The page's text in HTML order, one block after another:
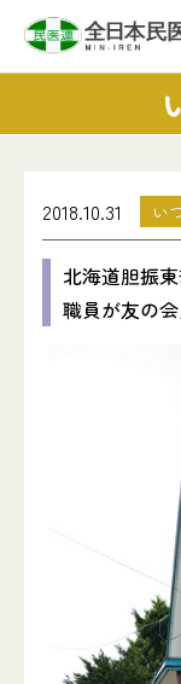
2018.10.31 い
北海道胆振
職員が友の